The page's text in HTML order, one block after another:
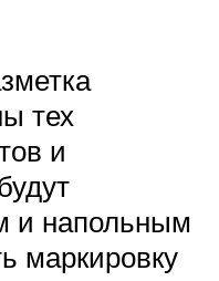
тех
и
и напольным
маркировку